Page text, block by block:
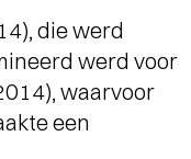
die werd
werd voor
waarvoor
een